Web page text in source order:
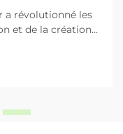
a révolutionné les
et de la création
pour créer